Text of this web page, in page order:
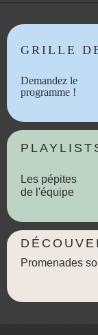
GRILLE
Demandez le
programme !
Les pépites
de l'équipe
Promenades